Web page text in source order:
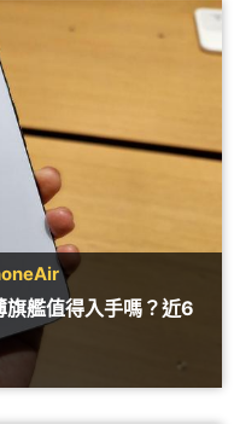
艦值得入手嗎？近6